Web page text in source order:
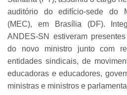
auditório do edifício-sede do
(MEC), em Brasília (DF).
ANDES-SN estiveram
do novo ministro junto com
entidades sindicais, de
educadoras e educadores,
ministras e ministros e